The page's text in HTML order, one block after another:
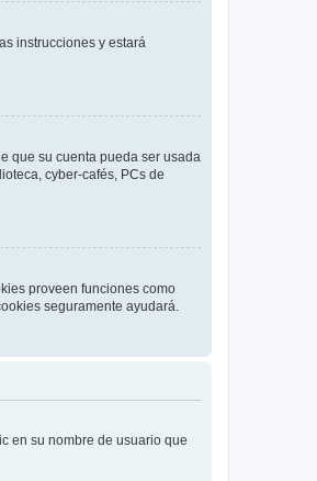
instrucciones y estará
que su cuenta pueda ser usada
cyber-cafés, PCs de
proveen funciones como
seguramente ayudará.
en su nombre de usuario que